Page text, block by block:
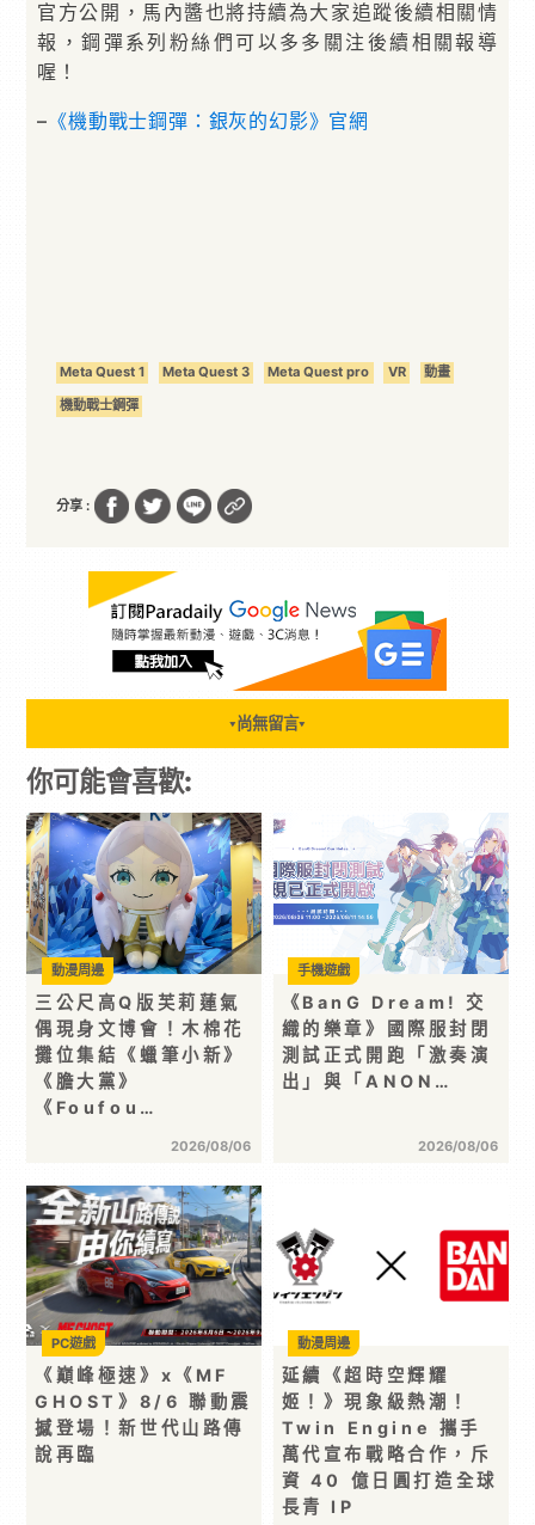
官方公開，馬內醬也將持續為大家追蹤後續相關情
報，鋼彈系列粉絲們可以多多關注後續相關報導
喔！
– 《機動戰士鋼彈：銀灰的幻影》官網
Meta Quest 1 Meta Quest 3 Meta Quest pro VR
動畫
機動戰士鋼彈
分享 :
▼ 尚無留言▼
你可能會喜歡:
三公尺高Q版芙莉蓮氣
偶現身文博會！木棉花
攤位集結《蠟筆小新》
《膽大黨》
《Foufou…
2026/08/06
動漫周邊
《BanG Dream! 交
織的樂章》國際服封閉
測試正式開跑「激奏演
出」與「ANON…
2026/08/06
手機遊戲
《巔峰極速》x《MF
GHOST》8/6 聯動震
撼登場！新世代山路傳
說再臨
PC遊戲
延續《超時空輝耀
姬！》現象級熱潮！
Twin Engine 攜手
萬代宣布戰略合作，斥
資 40 億日圓打造全球
長青 IP
動漫周邊